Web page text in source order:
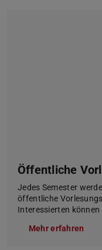
Öffentliche
Jedes Semester
öffentliche
Interessierten
Mehr erfahren